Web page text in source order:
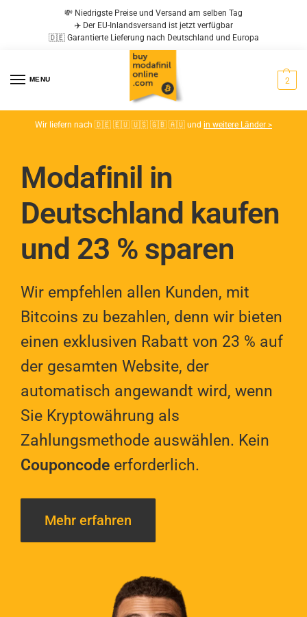
💸 Niedrigste Preise und Versand am selben Tag
✈️ Der EU-Inlandsversand ist jetzt verfügbar
🇩🇪 Garantierte Lieferung nach Deutschland und Europa
MENU 2
Wir liefern nach 🇩🇪 🇪🇺 🇺🇸 🇬🇧 🇦🇺 und in weitere Länder >
Modafinil in
Deutschland kaufen
und 23 % sparen
Wir empfehlen allen Kunden, mit
Bitcoins zu bezahlen, denn wir bieten
einen exklusiven Rabatt von 23 % auf
der gesamten Website, der
automatisch angewandt wird, wenn
Sie Kryptowährung als
Zahlungsmethode auswählen. Kein
Couponcode erforderlich.
Mehr erfahren